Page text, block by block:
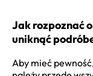
Jak rozpoznać
uniknąć
Aby mieć